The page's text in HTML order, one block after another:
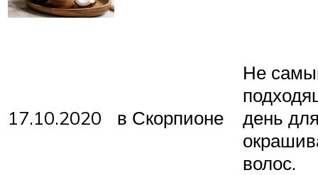
17.10.2020 в Скорпионе
Не
день
волос.